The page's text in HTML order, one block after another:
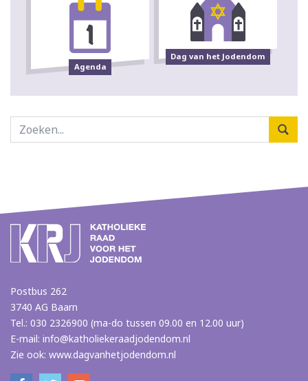
Agenda
Dag van het Jodendom
Postbus 262
3740 AG Baarn
Tel.: 030 2326900 (ma-do tussen 09.00 en 12.00 uur)
E-mail: info@katholiekeraadjodendom.nl
Zie ook: www.dagvanhetjodendom.nl